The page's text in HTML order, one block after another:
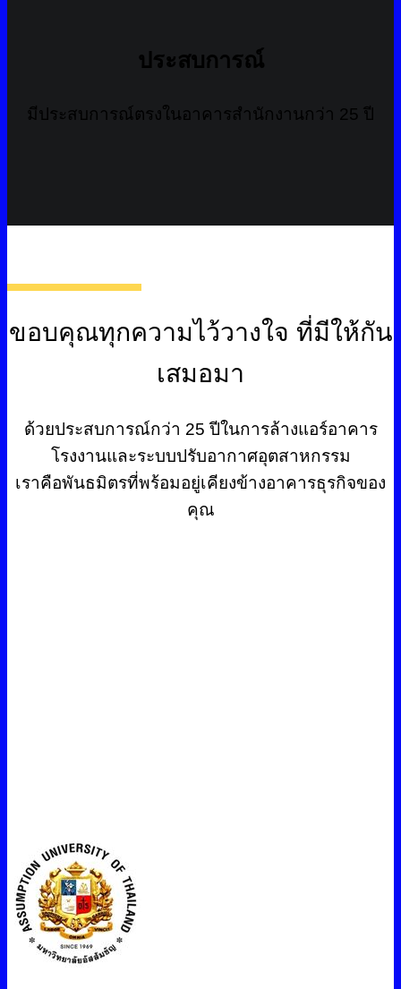
ประสบการณ์
มีประสบการณ์ตรงในอาคารสำนักงานกว่า 25 ปี
ขอบคุณทุกความไว้วางใจ ที่มีให้กัน
เสมอมา
ด้วยประสบการณ์กว่า 25 ปีในการล้างแอร์อาคาร
โรงงานและระบบปรับอากาศอุตสาหกรรม
เราคือพันธมิตรที่พร้อมอยู่เคียงข้างอาคารธุรกิจของ
คุณ